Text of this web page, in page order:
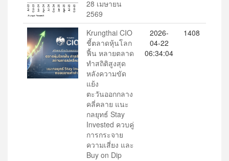
28 เมษายน
2569
Krungthai CIO
ชี้ตลาดหุ้นโลก
ฟื้น หลายตลาด
ทำสถิติสูงสุด
หลังความขัด
แย้ง
ตะวันออกกลาง
คลี่คลาย แนะ
กลยุทธ์ Stay
Invested ควบคู่
การกระจาย
ความเสี่ยง และ
Buy on Dip
2026-
04-22
06:34:04
1408